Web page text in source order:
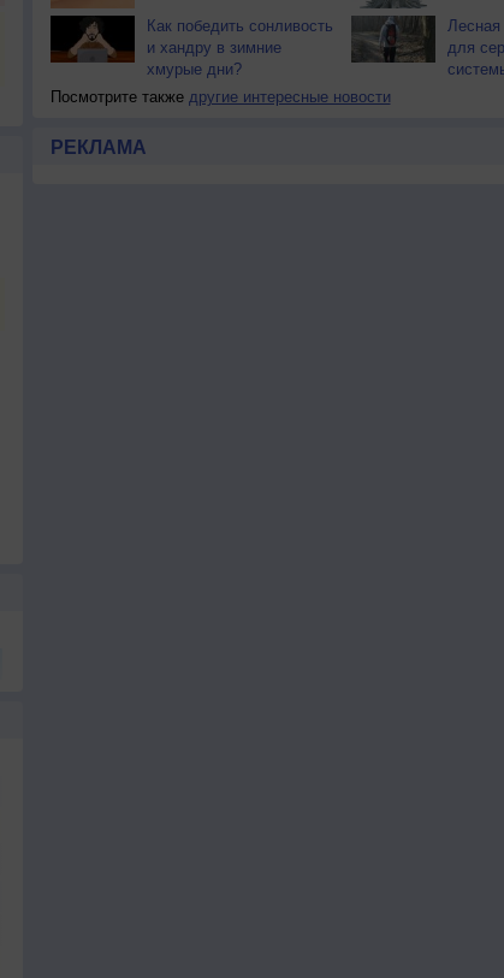
Как победить сонливость
и хандру в зимние
хмурые дни?
Лесная
для
Посмотрите также другие интересные новости
РЕКЛАМА